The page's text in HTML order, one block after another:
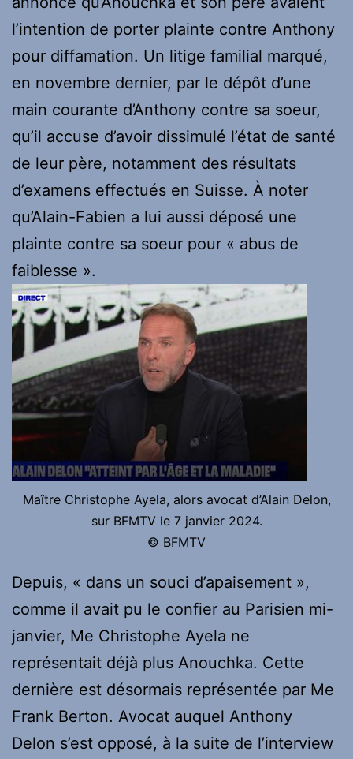
l’intention de porter plainte contre Anthony
pour diffamation. Un litige familial marqué,
en novembre dernier, par le dépôt d’une
main courante d’Anthony contre sa soeur,
qu’il accuse d’avoir dissimulé l’état de santé
de leur père, notamment des résultats
d’examens effectués en Suisse. À noter
qu’Alain-Fabien a lui aussi déposé une
plainte contre sa soeur pour « abus de
faiblesse ».
Maître Christophe Ayela, alors avocat d’Alain Delon,
sur BFMTV le 7 janvier 2024.
© BFMTV
Depuis, « dans un souci d’apaisement »,
comme il avait pu le confier au Parisien mi-
janvier, Me Christophe Ayela ne
représentait déjà plus Anouchka. Cette
dernière est désormais représentée par Me
Frank Berton. Avocat auquel Anthony
Delon s’est opposé, à la suite de l’interview